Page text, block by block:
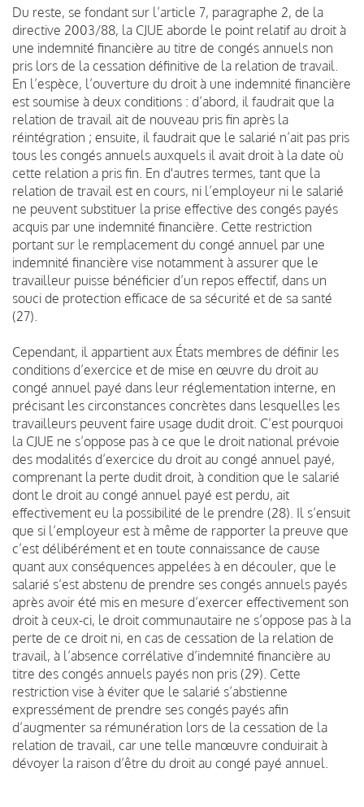
Du reste, se fondant sur l’article 7, paragraphe 2, de la
directive 2003/88, la CJUE aborde le point relatif au droit à
une indemnité financière au titre de congés annuels non
pris lors de la cessation définitive de la relation de travail.
En l’espèce, l’ouverture du droit à une indemnité financière
est soumise à deux conditions : d’abord, il faudrait que la
relation de travail ait de nouveau pris fin après la
réintégration ; ensuite, il faudrait que le salarié n’ait pas pris
tous les congés annuels auxquels il avait droit à la date où
cette relation a pris fin. En d'autres termes, tant que la
relation de travail est en cours, ni l’employeur ni le salarié
ne peuvent substituer la prise effective des congés payés
acquis par une indemnité financière. Cette restriction
portant sur le remplacement du congé annuel par une
indemnité financière vise notamment à assurer que le
travailleur puisse bénéficier d’un repos effectif, dans un
souci de protection efficace de sa sécurité et de sa santé
(27).
Cependant, il appartient aux États membres de définir les
conditions d’exercice et de mise en œuvre du droit au
congé annuel payé dans leur réglementation interne, en
précisant les circonstances concrètes dans lesquelles les
travailleurs peuvent faire usage dudit droit. C’est pourquoi
la CJUE ne s’oppose pas à ce que le droit national prévoie
des modalités d’exercice du droit au congé annuel payé,
comprenant la perte dudit droit, à condition que le salarié
dont le droit au congé annuel payé est perdu, ait
effectivement eu la possibilité de le prendre (28). Il s’ensuit
que si l’employeur est à même de rapporter la preuve que
c’est délibérément et en toute connaissance de cause
quant aux conséquences appelées à en découler, que le
salarié s’est abstenu de prendre ses congés annuels payés
après avoir été mis en mesure d’exercer effectivement son
droit à ceux-ci, le droit communautaire ne s’oppose pas à la
perte de ce droit ni, en cas de cessation de la relation de
travail, à l’absence corrélative d’indemnité financière au
titre des congés annuels payés non pris (29). Cette
restriction vise à éviter que le salarié s’abstienne
expressément de prendre ses congés payés afin
d’augmenter sa rémunération lors de la cessation de la
relation de travail, car une telle manœuvre conduirait à
dévoyer la raison d’être du droit au congé payé annuel.